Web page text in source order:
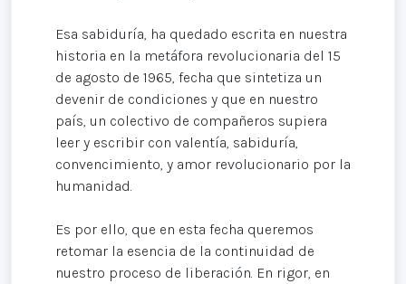
Esa sabiduría, ha quedado escrita en nuestra
historia en la metáfora revolucionaria del 15
de agosto de 1965, fecha que sintetiza un
devenir de condiciones y que en nuestro
país, un colectivo de compañeros supiera
leer y escribir con valentía, sabiduría,
convencimiento, y amor revolucionario por la
humanidad.
Es por ello, que en esta fecha queremos
retomar la esencia de la continuidad de
nuestro proceso de liberación. En rigor, en